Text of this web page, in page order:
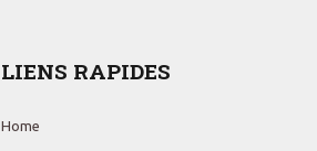
LIENS RAPIDES
Home